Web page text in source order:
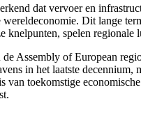
dat vervoer en
Dit lange
knelpunten, spelen
Assembly of European
in het laatste
van toekomstige